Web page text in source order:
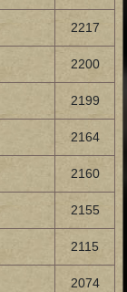
2217
2200
2199
2164
2160
2155
2115
2074